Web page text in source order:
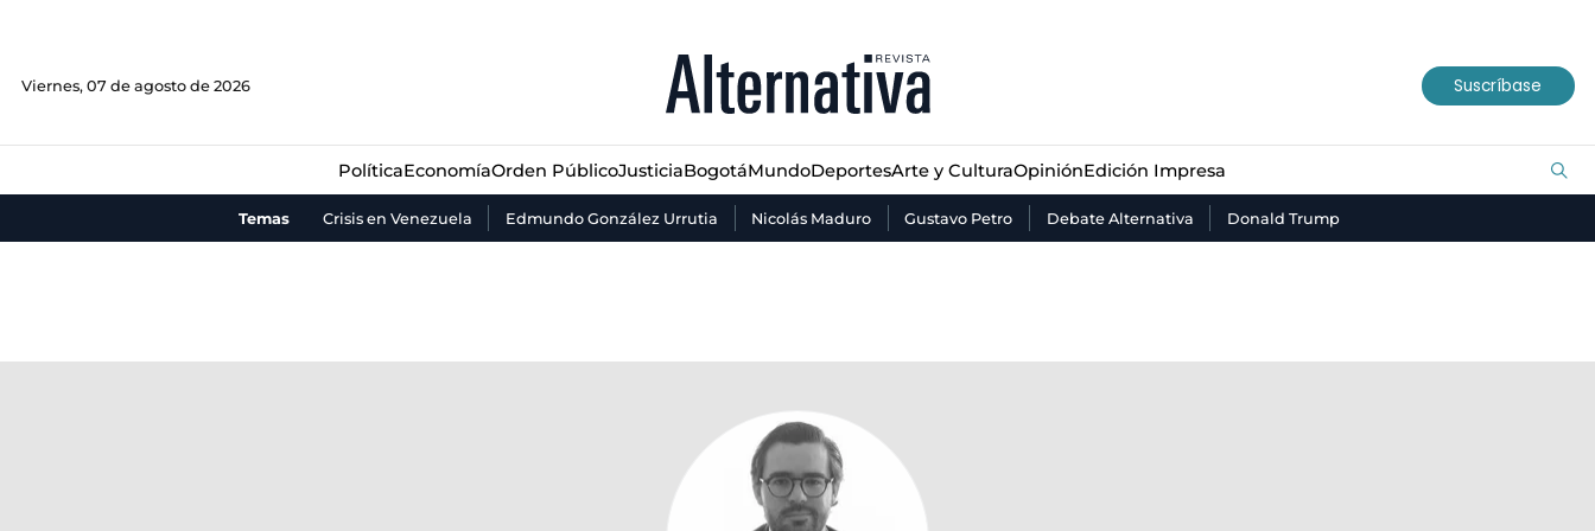
Viernes, 07 de agosto de 2026 Suscríbase
PolíticaEconomíaOrden PúblicoJusticiaBogotáMundoDeportesArte y CulturaOpiniónEdición Impresa
Temas Crisis en Venezuela Edmundo González Urrutia Nicolás Maduro Gustavo Petro Debate Alternativa Donald Trump
JusticiaBogotáMundo Deportes Arte y Cultura